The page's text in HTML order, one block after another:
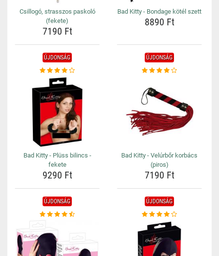
Csillogó, strasszos paskoló
(fekete)
7190 Ft
Bad Kitty - Bondage kötél szett
8890 Ft
ÚJDONSÁG
Bad Kitty - Plüss bilincs -
fekete
9290 Ft
ÚJDONSÁG
Bad Kitty - Velúrbőr korbács
(piros)
7190 Ft
ÚJDONSÁG ÚJDONSÁG